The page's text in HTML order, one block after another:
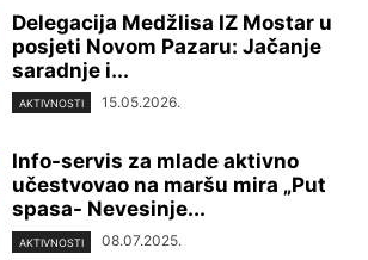
Delegacija Medžlisa IZ Mostar u
posjeti Novom Pazaru: Jačanje
saradnje i...
AKTIVNOSTI 15.05.2026.
Info-servis za mlade aktivno
učestvovao na maršu mira „Put
spasa- Nevesinje...
AKTIVNOSTI 08.07.2025.